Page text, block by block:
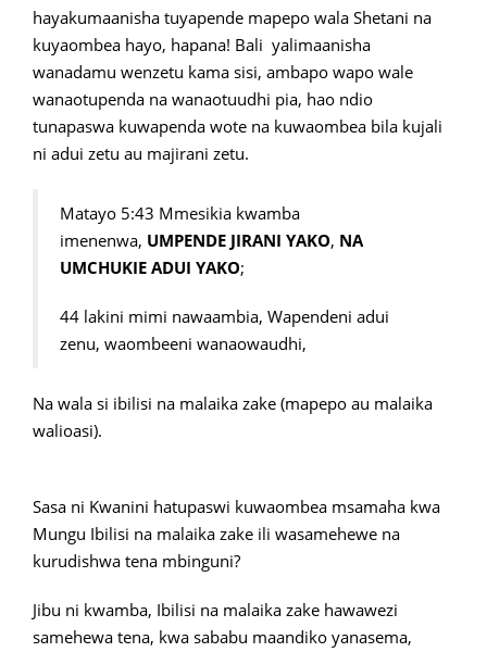
hayakumaanisha tuyapende mapepo wala Shetani na
kuyaombea hayo, hapana! Bali yalimaanisha
wanadamu wenzetu kama sisi, ambapo wapo wale
wanaotupenda na wanaotuudhi pia, hao ndio
tunapaswa kuwapenda wote na kuwaombea bila kujali
ni adui zetu au majirani zetu.
Matayo 5:43 Mmesikia kwamba
imenenwa, UMPENDE JIRANI YAKO, NA
UMCHUKIE ADUI YAKO;
44 lakini mimi nawaambia, Wapendeni adui
zenu, waombeeni wanaowaudhi,
Na wala si ibilisi na malaika zake (mapepo au malaika
walioasi).
Sasa ni Kwanini hatupaswi kuwaombea msamaha kwa
Mungu Ibilisi na malaika zake ili wasamehewe na
kurudishwa tena mbinguni?
Jibu ni kwamba, Ibilisi na malaika zake hawawezi
samehewa tena, kwa sababu maandiko yanasema,